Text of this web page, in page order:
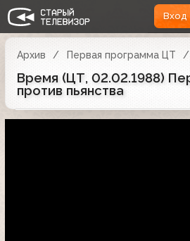
Вход
Архив Первая программа ЦТ
Время (ЦТ, 02.02.1988)
против пьянства